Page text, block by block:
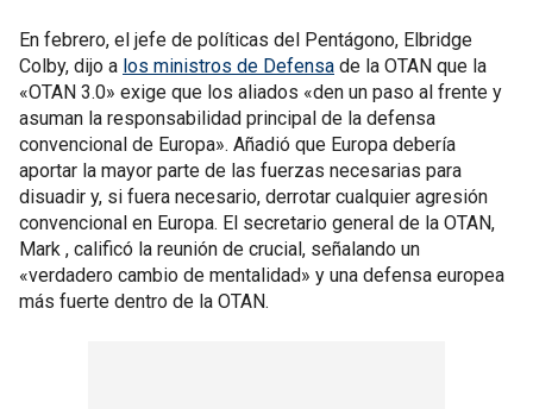
En febrero, el jefe de políticas del Pentágono, Elbridge
Colby, dijo a los ministros de Defensa de la OTAN que la
«OTAN 3.0» exige que los aliados «den un paso al frente y
asuman la responsabilidad principal de la defensa
convencional de Europa». Añadió que Europa debería
aportar la mayor parte de las fuerzas necesarias para
disuadir y, si fuera necesario, derrotar cualquier agresión
convencional en Europa. El secretario general de la OTAN,
Mark , calificó la reunión de crucial, señalando un
«verdadero cambio de mentalidad» y una defensa europea
más fuerte dentro de la OTAN.